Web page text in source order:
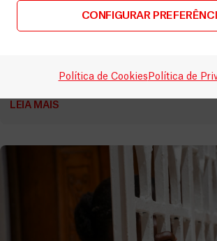
CONFIGURAR
Política de Cookies Política de
14 Fevereiro, 2026
LEIA MAIS